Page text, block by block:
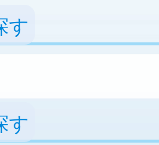
す
す